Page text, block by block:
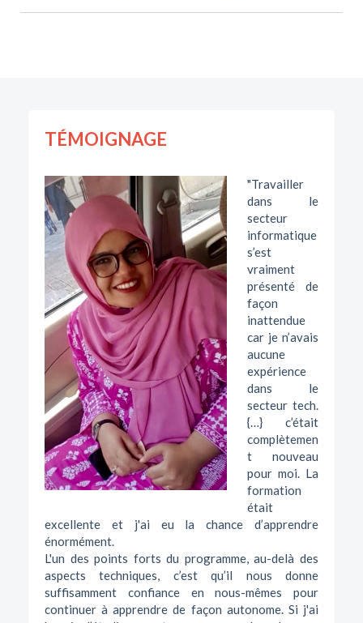
TÉMOIGNAGE
"Travailler
dans le
secteur
informatique
s’est
vraiment
présenté de
façon
inattendue
car je n’avais
aucune
expérience
dans le
secteur tech.
{…} c’était
complètemen
t nouveau
pour moi. La
formation
était
excellente et j'ai eu la chance d’apprendre
énormément.
L'un des points forts du programme, au-delà des
aspects techniques, c’est qu’il nous donne
suffisamment confiance en nous-mêmes pour
continuer à apprendre de façon autonome. Si j'ai